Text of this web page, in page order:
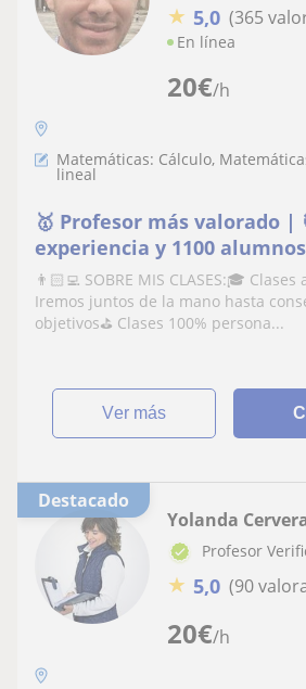
20€/h
★ 5,0 (365
En línea
Matemáticas: Cálculo,
lineal
🥇 Profesor más valorado |
experiencia y 1100
aprobados
👨🏻‍💻 SOBRE MIS CLASES:🎓
Iremos juntos de la mano hasta
objetivos⛳️ Clases 100% persona...
ver más
Destacado
20€/h
Yolanda
Profesor
★ 5,0 (90